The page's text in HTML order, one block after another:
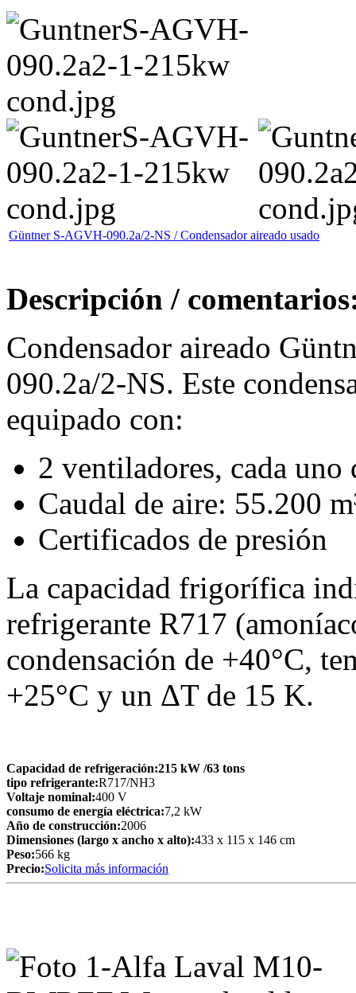
Güntner S-AGVH-090.2a/2-NS / Condensador aireado usado
Descripción /
Condensador aireado
090.2a/2-NS. Este
equipado con:
2 ventiladores, cada
Caudal de aire: 55.200
Certificados de presión
La capacidad frigorífica
refrigerante R717
condensación de +40°C,
+25°C y un ΔT de 15 K.
Capacidad de refrigeración:215 kW /63 tons
tipo refrigerante:R717/NH3
Voltaje nominal:400 V
consumo de energía eléctrica:7,2 kW
Año de construcción:2006
Dimensiones (largo x ancho x alto):433 x 115 x 146 cm
Peso:566 kg
Precio:Solicita más información